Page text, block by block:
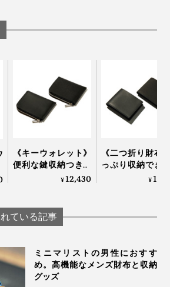
《キーウォレット》
便利な鍵収納つき！
デッドスペースがな
¥12,430
《二つ折り財布
っぷり収納でき
デッドスペース
¥
ている記事
ミニマリストの男性におすす
め。高機能なメンズ財布と収納
グッズ